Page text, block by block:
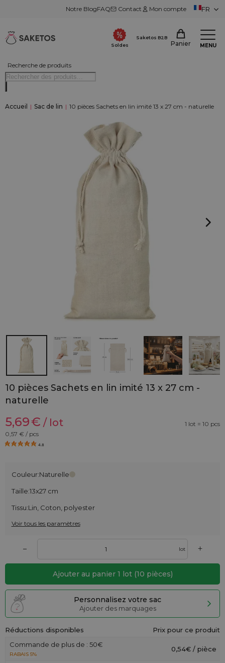
Notre BlogFAQ Contact Mon compte FR
Recherche de produits
Soldes
Saketos B2B
Panier MENU
Accueil | Sac de lin | 10 pièces Sachets en lin imité 13 x 27 cm - naturelle
10 pièces Sachets en lin imité 13 x 27 cm -
naturelle
5,69€ / lot
1 lot = 10 pcs
0,57 € / pcs
4.8
Couleur:Naturelle
Taille:13x27 cm
Tissu:Lin, Coton, polyester
Voir tous les paramètres
– lot +
Ajouter au panier 1 lot (10 pièces)
Personnalisez votre sac
Ajouter des marquages
Réductions disponibles
Prix pour ce produit
Commande de plus de : 50€
RABAIS 5%
0,54€ / pièce